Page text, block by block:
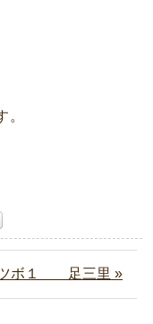
。
ボ１ 足三里 »